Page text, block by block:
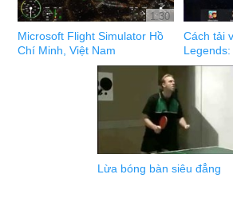
1:30
Microsoft Flight Simulator Hồ
Chí Minh, Việt Nam
Cách tải
Lừa bóng bàn siêu đẳng